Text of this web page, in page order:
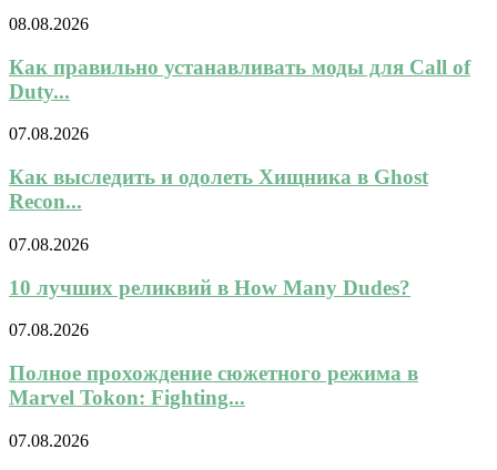
08.08.2026
Как правильно устанавливать моды для Call of
Duty...
07.08.2026
Как выследить и одолеть Хищника в Ghost
Recon...
07.08.2026
10 лучших реликвий в How Many Dudes?
07.08.2026
Полное прохождение сюжетного режима в
Marvel Tokon: Fighting...
07.08.2026